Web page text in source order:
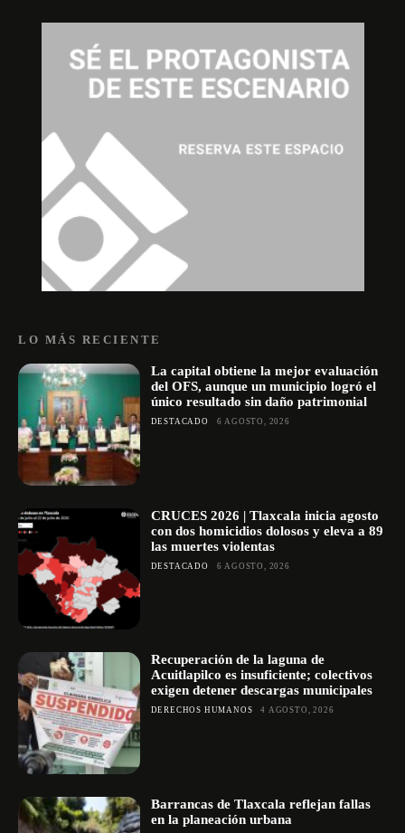
LO MÁS RECIENTE
La capital obtiene la mejor evaluación
del OFS, aunque un municipio logró el
único resultado sin daño patrimonial
DESTACADO 6 AGOSTO, 2026
CRUCES 2026 | Tlaxcala inicia agosto
con dos homicidios dolosos y eleva a 89
las muertes violentas
DESTACADO 6 AGOSTO, 2026
Recuperación de la laguna de
Acuitlapilco es insuficiente; colectivos
exigen detener descargas municipales
DERECHOS HUMANOS 4 AGOSTO, 2026
Barrancas de Tlaxcala reflejan fallas
en la planeación urbana